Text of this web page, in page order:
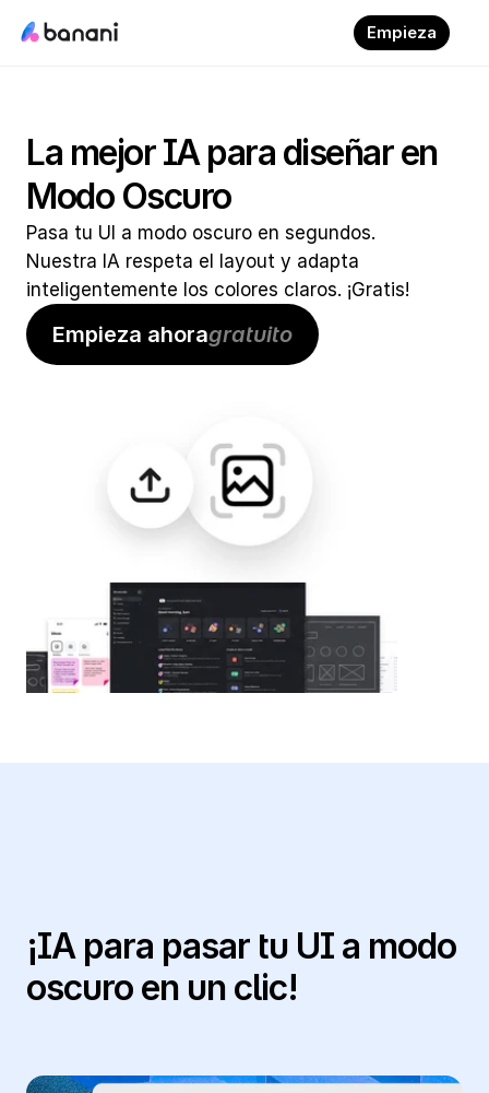
Empieza
La mejor IA para diseñar en
Modo Oscuro
Pasa tu UI a modo oscuro en segundos.
Nuestra IA respeta el layout y adapta
inteligentemente los colores claros. ¡Gratis!
Empieza ahoragratuito
¡IA para pasar tu UI a modo
oscuro en un clic!